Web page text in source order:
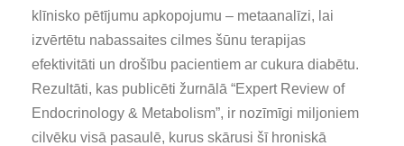
klīnisko pētījumu apkopojumu – metaanalīzi, lai
izvērtētu nabassaites cilmes šūnu terapijas
efektivitāti un drošību pacientiem ar cukura diabētu.
Rezultāti, kas publicēti žurnālā “Expert Review of
Endocrinology & Metabolism”, ir nozīmīgi miljoniem
cilvēku visā pasaulē, kurus skārusi šī hroniskā